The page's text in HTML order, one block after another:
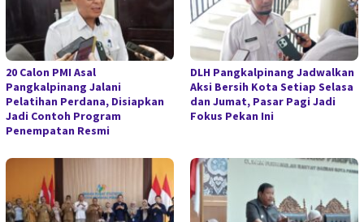
20 Calon PMI Asal
Pangkalpinang Jalani
Pelatihan Perdana, Disiapkan
Jadi Contoh Program
Penempatan Resmi
DLH Pangkalpinang Jadwalkan
Aksi Bersih Kota Setiap Selasa
dan Jumat, Pasar Pagi Jadi
Fokus Pekan Ini